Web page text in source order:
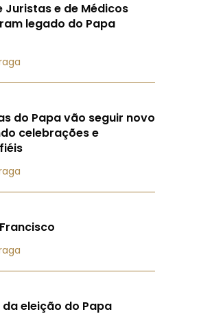
Juristas e de Médicos
legado do Papa
do Papa vão seguir novo
celebrações e
da eleição do Papa